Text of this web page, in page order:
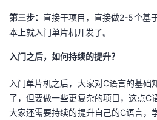
第三步： 直接干项目，直接做2-5个基
本上就入门单片机开发了。
入门之后，如何持续的提升？
入门单片机之后，大家对C语言的基础
了，但要做一些更复杂的项目，这点C
大家还需要持续的提升自己的C语言，